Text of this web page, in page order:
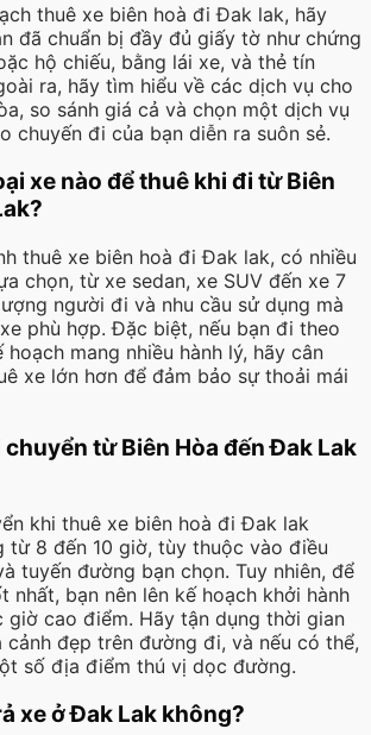
thuê xe biên hoà đi Đak lak, hãy
đã chuẩn bị đầy đủ giấy tờ như chứng
hộ chiếu, bằng lái xe, và thẻ tín
ra, hãy tìm hiểu về các dịch vụ cho
so sánh giá cả và chọn một dịch vụ
chuyến đi của bạn diễn ra suôn sẻ.
xe nào để thuê khi đi từ Biên
thuê xe biên hoà đi Đak lak, có nhiều
chọn, từ xe sedan, xe SUV đến xe 7
người đi và nhu cầu sử dụng mà
phù hợp. Đặc biệt, nếu bạn đi theo
mang nhiều hành lý, hãy cân
xe lớn hơn để đảm bảo sự thoải mái
từ Biên Hòa đến Đak Lak
khi thuê xe biên hoà đi Đak lak
từ 8 đến 10 giờ, tùy thuộc vào điều
tuyến đường bạn chọn. Tuy nhiên, để
nhất, bạn nên lên kế hoạch khởi hành
giờ cao điểm. Hãy tận dụng thời gian
cảnh đẹp trên đường đi, và nếu có thể,
số địa điểm thú vị dọc đường.
xe ở Đak Lak không?